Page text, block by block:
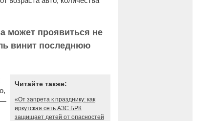
может проявиться не
винит последнюю
Читайте также:
«От запрета к празднику: как
иркутская сеть АЗС БРК
защищает детей от опасностей
—